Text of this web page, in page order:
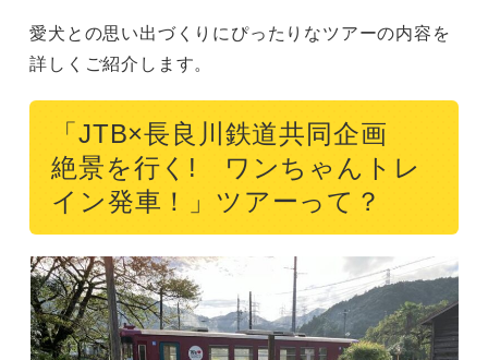
愛犬との思い出づくりにぴったりなツアーの内容を
詳しくご紹介します。
「JTB×長良川鉄道共同企画
絶景を行く! ワンちゃんトレ
イン発車！」ツアーって？